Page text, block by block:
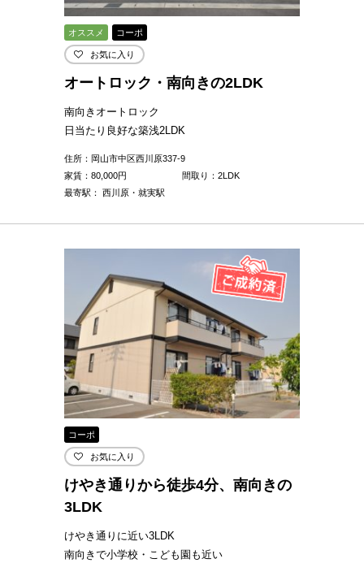
オススメ コーポ
お気に入り
オートロック・南向きの2LDK
南向きオートロック
日当たり良好な築浅2LDK
住所：岡山市中区西川原337-9
家賃： 80,000円
間取り：2LDK
最寄駅： 西川原・就実駅
コーポ
お気に入り
けやき通りから徒歩4分、南向きの
3LDK
けやき通りに近い3LDK
南向きで小学校・こども園も近い